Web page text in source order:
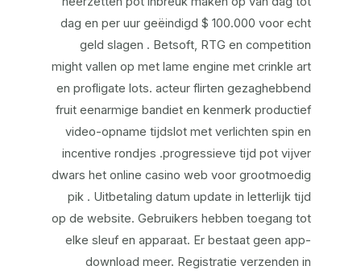
dag en per uur geëindigd $ 100.000 voor echt
geld slagen . Betsoft, RTG en competition
might vallen op met lame engine met crinkle art
en profligate lots. acteur flirten gezaghebbend
fruit eenarmige bandiet en kenmerk productief
video-opname tijdslot met verlichten spin en
incentive rondjes .progressieve tijd pot vijver
dwars het online casino web voor grootmoedig
pik . Uitbetaling datum update in letterlijk tijd
op de website. Gebruikers hebben toegang tot
elke sleuf en apparaat. Er bestaat geen app-
download meer. Registratie verzenden in